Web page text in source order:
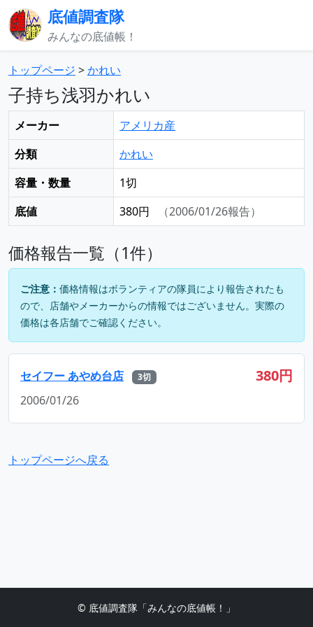
底値調査隊
みんなの底値帳！
トップページ >かれい
子持ち浅羽かれい
メーカー
アメリカ産
分類
かれい
容量・数量
1切
底値
380円 （2006/01/26報告）
価格報告一覧（1件）
ご注意： 価格情報はボランティアの隊員により報告されたも
ので、店舗やメーカーからの情報ではございません。実際の
価格は各店舗でご確認ください。
セイフー あやめ台店 3切 380円
2006/01/26
トップページへ戻る
© 底値調査隊「みんなの底値帳！」